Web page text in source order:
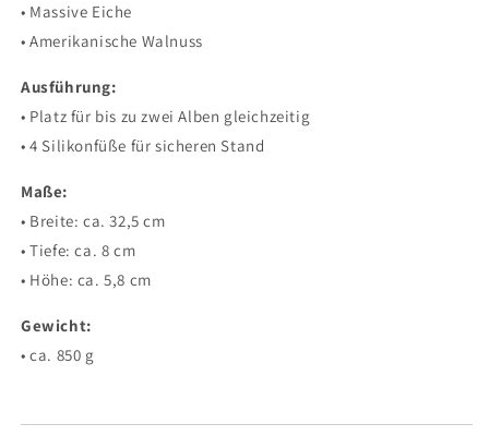
• Massive Eiche
• Amerikanische Walnuss
Ausführung:
• Platz für bis zu zwei Alben gleichzeitig
• 4 Silikonfüße für sicheren Stand
Maße:
• Breite: ca. 32,5 cm
• Tiefe: ca. 8 cm
• Höhe: ca. 5,8 cm
Gewicht:
• ca. 850 g